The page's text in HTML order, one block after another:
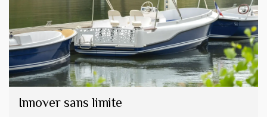
Innover sans limite